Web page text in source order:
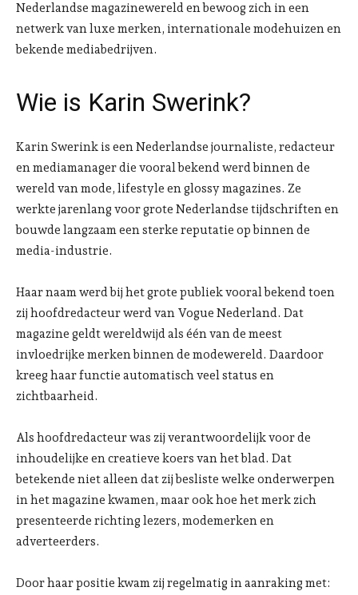
Nederlandse magazinewereld en bewoog zich in een
netwerk van luxe merken, internationale modehuizen en
bekende mediabedrijven.
Wie is Karin Swerink?
Karin Swerink is een Nederlandse journaliste, redacteur
en mediamanager die vooral bekend werd binnen de
wereld van mode, lifestyle en glossy magazines. Ze
werkte jarenlang voor grote Nederlandse tijdschriften en
bouwde langzaam een sterke reputatie op binnen de
media-industrie.
Haar naam werd bij het grote publiek vooral bekend toen
zij hoofdredacteur werd van Vogue Nederland. Dat
magazine geldt wereldwijd als één van de meest
invloedrijke merken binnen de modewereld. Daardoor
kreeg haar functie automatisch veel status en
zichtbaarheid.
Als hoofdredacteur was zij verantwoordelijk voor de
inhoudelijke en creatieve koers van het blad. Dat
betekende niet alleen dat zij besliste welke onderwerpen
in het magazine kwamen, maar ook hoe het merk zich
presenteerde richting lezers, modemerken en
adverteerders.
Door haar positie kwam zij regelmatig in aanraking met: